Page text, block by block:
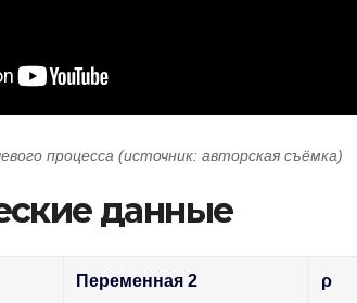
процесса (источник: авторская съёмка)
данные
Переменная 2 ρ